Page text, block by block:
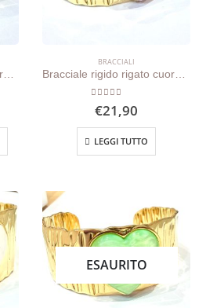
Bracciale rigido rigato cuore giallo
BRACCIALI
Bracciale rigido rigato cuore rosa
out of 5
€21,90
LEGGI TUTTO
ESAURITO